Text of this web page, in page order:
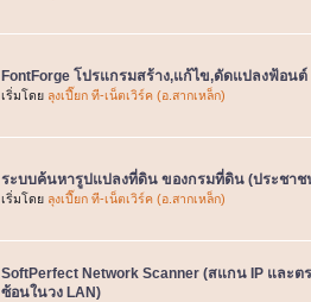
FontForge โปรแกรมสร้าง,แก้ไข,ดัดแปลงฟ้อนต์
เริ่มโดย ลุงเปี๊ยก ที-เน็ตเวิร์ค (อ.สากเหล็ก)
ระบบค้นหารูปแปลงที่ดิน ของกรมที่ดิน (ประชาช
เริ่มโดย ลุงเปี๊ยก ที-เน็ตเวิร์ค (อ.สากเหล็ก)
SoftPerfect Network Scanner (สแกน IP และต
ซ้อนในวง LAN)